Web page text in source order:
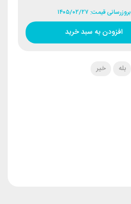
بروزرسانی قیمت: ۱۴۰۵/۰۲/۲۷
افزودن به سبد خرید
بله خیر